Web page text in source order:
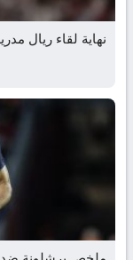
نهاية لقاء ريال